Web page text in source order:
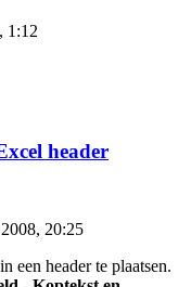
1:12
header
20:25
een header te plaatsen.